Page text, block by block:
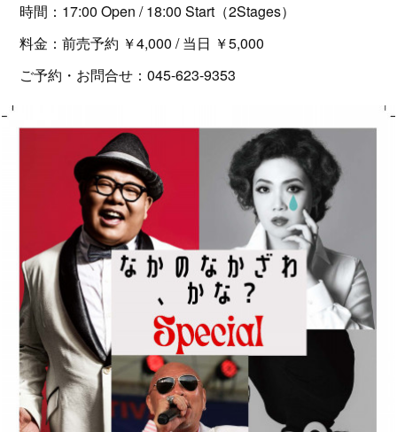
時間：17:00 Open / 18:00 Start（2Stages）
料金：前売予約 ￥4,000 / 当日 ￥5,000
ご予約・お問合せ：045-623-9353